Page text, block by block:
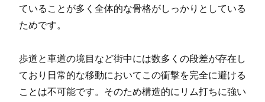
ていることが多く全体的な骨格がしっかりとしている
ためです。
歩道と車道の境目など街中には数多くの段差が存在し
ており日常的な移動においてこの衝撃を完全に避ける
ことは不可能です。そのため構造的にリム打ちに強い